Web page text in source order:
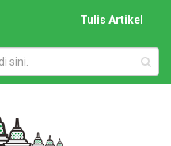
Tulis Artikel